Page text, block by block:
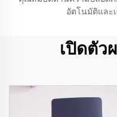
อัตโนมัติและ
เปิดตั